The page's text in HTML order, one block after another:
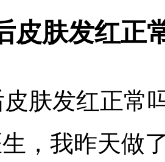
皮肤发红正
肤发红正常
，我昨天做